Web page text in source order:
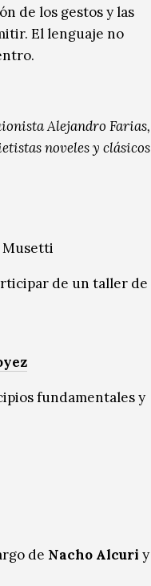
de los gestos y las
El lenguaje no
Alejandro Farias,
noveles y clásicos
Musetti
de un taller de
fundamentales y
de Nacho Alcuri y